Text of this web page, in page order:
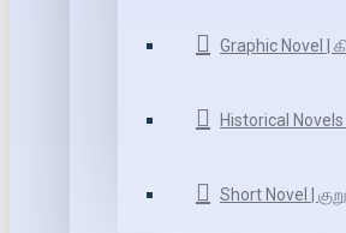
Graphic Novel |
Historical
Short Novel |